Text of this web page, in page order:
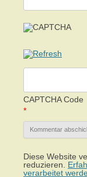
CAPTCHA Code
*
Diese Website
reduzieren.
verarbeitet